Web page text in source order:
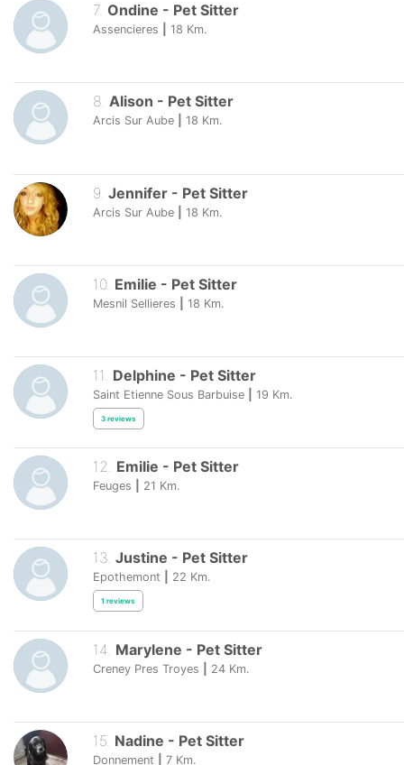
7. Ondine - Pet Sitter
Assencieres 18 Km.
8. Alison - Pet Sitter
Arcis Sur Aube 18 Km.
9 Jennifer - Pet Sitter
Arcis Sur Aube 18 Km.
10. Emilie - Pet Sitter
Mesnil Sellieres 18 Km.
11 Delphine - Pet Sitter
Saint Etienne Sous Barbuise 19 Km.
3 reviews
12. Emilie - Pet Sitter
Feuges 21 Km.
13. Justine - Pet Sitter
Epothemont 22 Km.
1 reviews
14 Marylene - Pet Sitter
Creney Pres Troyes 24 Km.
15 Nadine - Pet Sitter
Donnement 7 Km.